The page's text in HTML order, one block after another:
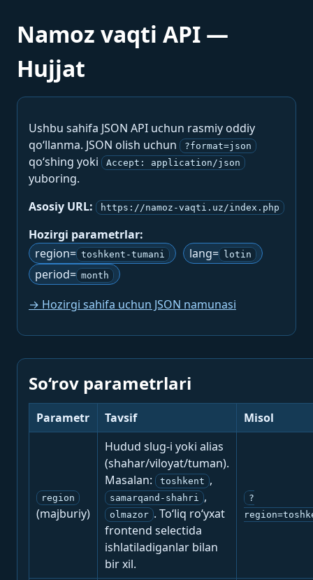
Namoz vaqti API —
Hujjat
Ushbu sahifa JSON API uchun rasmiy oddiy
qo‘llanma. JSON olish uchun
?format=json
qo‘shing yoki Accept: application/json
yuboring.
Asosiy URL:
https://namoz-vaqti.uz/index.php
Hozirgi parametrlar:
region= toshkent-tumani lang= lotin
period= month
→ Hozirgi sahifa uchun JSON namunasi
So‘rov parametrlari
Parametr Tavsif Misol
region
(majburiy)
Hudud slug-i yoki alias
(shahar/viloyat/tuman).
Masalan:
toshkent ,
samarqand-shahri ,
olmazor . To‘liq ro‘yxat
frontend selectida
ishlatiladiganlar bilan
bir xil.
?